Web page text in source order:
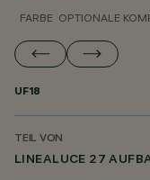
FARBE OPTIONALE
UF18
TEIL VON
LINEALUCE 27